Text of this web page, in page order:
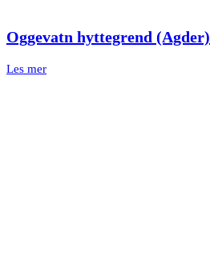
Oggevatn hyttegrend (Agder)
Les mer